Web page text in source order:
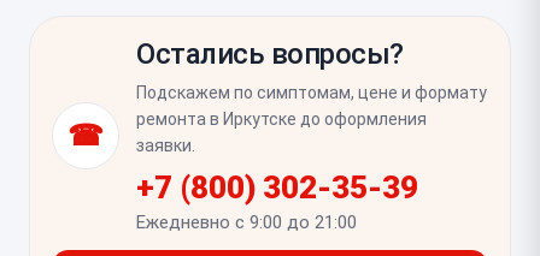
чтобы новый дисплей не пострадал при сборке.
подсветка должны регулироваться штатно. Стоит
проверить работу датчика крышки, отсутствие
люфта рамки и то, что экран не мерцает при
изменении положения ноутбука.
☎
Остались вопросы?
Подскажем по симптомам, цене и формату
ремонта в Иркутске до оформления
заявки.
+7 (800) 302-35-39
Ежедневно с 9:00 до 21:00